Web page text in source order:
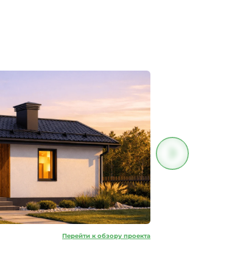
Перейти к обзору проекта